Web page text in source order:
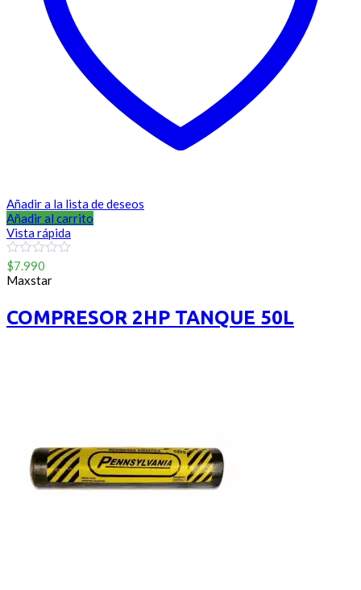
Añadir a la lista de deseos
Añadir al carrito
Vista rápida
0
out
of
$7.990
Maxstar
COMPRESOR 2HP TANQUE 50L